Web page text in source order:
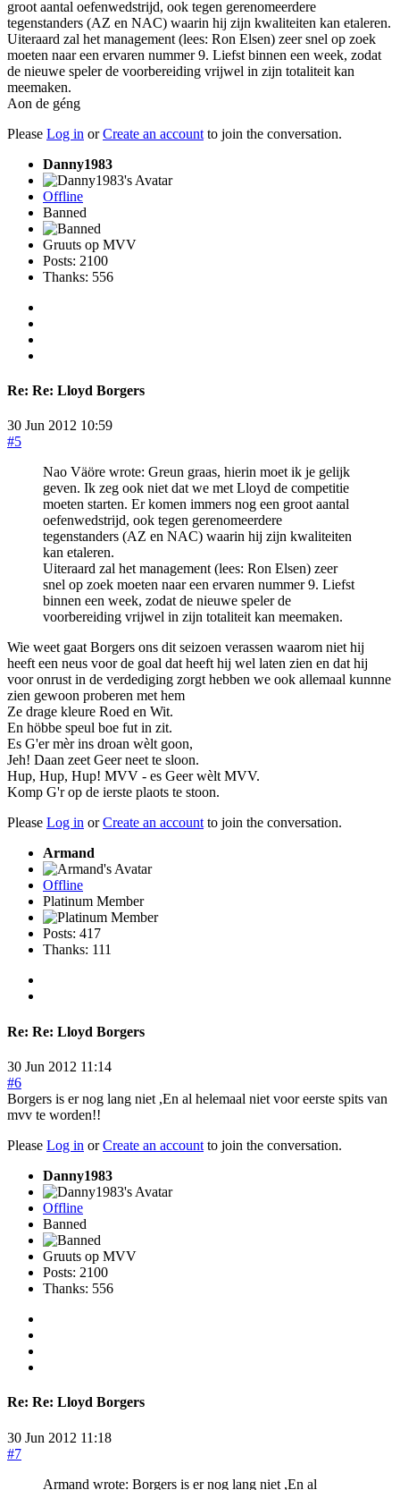
groot aantal oefenwedstrijd, ook tegen gerenomeerdere
tegenstanders (AZ en NAC) waarin hij zijn kwaliteiten kan etaleren.
Uiteraard zal het management (lees: Ron Elsen) zeer snel op zoek
moeten naar een ervaren nummer 9. Liefst binnen een week, zodat
de nieuwe speler de voorbereiding vrijwel in zijn totaliteit kan
meemaken.
Aon de géng
Please Log in orCreate an account to join the conversation.
Danny1983
Offline
Banned
Gruuts op MVV
Posts: 2100
Thanks: 556
Re: Re: Lloyd Borgers
30 Jun 2012 10:59
#5
Nao Väöre wrote: Greun graas, hierin moet ik je gelijk
geven. Ik zeg ook niet dat we met Lloyd de competitie
moeten starten. Er komen immers nog een groot aantal
oefenwedstrijd, ook tegen gerenomeerdere
tegenstanders (AZ en NAC) waarin hij zijn kwaliteiten
kan etaleren.
Uiteraard zal het management (lees: Ron Elsen) zeer
snel op zoek moeten naar een ervaren nummer 9. Liefst
binnen een week, zodat de nieuwe speler de
voorbereiding vrijwel in zijn totaliteit kan meemaken.
Wie weet gaat Borgers ons dit seizoen verassen waarom niet hij
heeft een neus voor de goal dat heeft hij wel laten zien en dat hij
voor onrust in de verdediging zorgt hebben we ook allemaal kunnne
zien gewoon proberen met hem
Ze drage kleure Roed en Wit.
En höbbe speul boe fut in zit.
Es G'er mèr ins droan wèlt goon,
Jeh! Daan zeet Geer neet te sloon.
Hup, Hup, Hup! MVV - es Geer wèlt MVV.
Komp G'r op de ierste plaots te stoon.
Please Log in orCreate an accountto join the conversation.
Armand
Offline
Platinum Member
Posts: 417
Thanks: 111
Re: Re: Lloyd Borgers
30 Jun 2012 11:14
#6
Borgers is er nog lang niet ,En al helemaal niet voor eerste spits van
mvv te worden!!
Please Log in orCreate an account to join the conversation.
Danny1983
Offline
Banned
Gruuts op MVV
Posts: 2100
Thanks: 556
Re: Re: Lloyd Borgers
30 Jun 2012 11:18
#7
Armand wrote: Borgers is er nog lang niet ,En al